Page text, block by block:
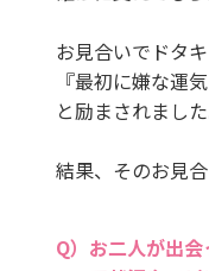
お見合いでドタ
『最初に嫌な運
と励まされました
結果、そのお見
お二人が出